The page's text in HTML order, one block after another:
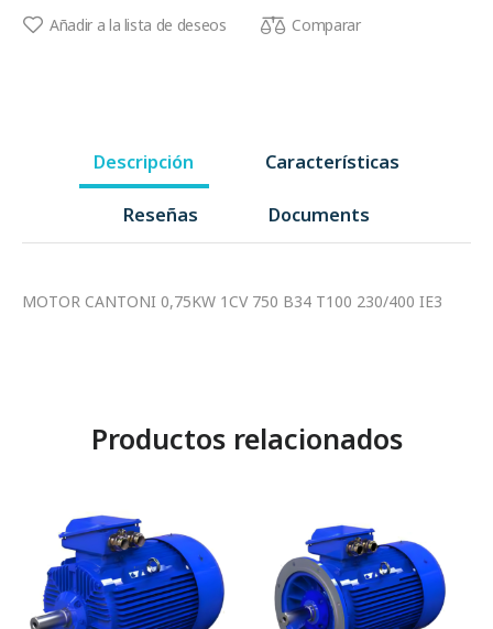
Añadir a la lista de deseos Comparar
Descripción Características
Reseñas Documents
MOTOR CANTONI 0,75KW 1CV 750 B34 T100 230/400 IE3
Productos relacionados